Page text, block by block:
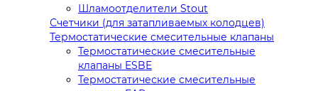
Шламоотделители Stout
Счетчики (для затапливаемых колодцев)
Термостатические смесительные клапаны
Термостатические смесительные
клапаны ESBE
Термостатические смесительные